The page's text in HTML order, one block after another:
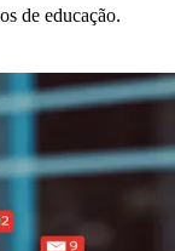
de educação.